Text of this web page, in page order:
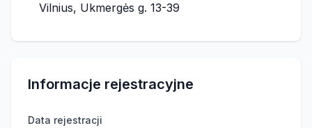
Vilnius, Ukmergės g. 13-39
Informacje rejestracyjne
Data rejestracji